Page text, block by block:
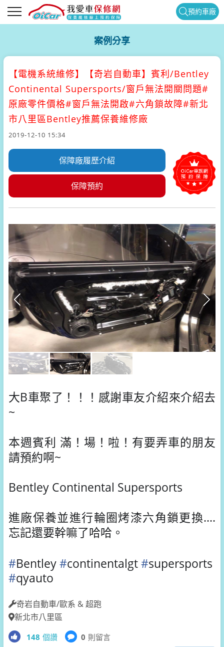
預約車廠
案例分享
【電機系統維修】
【奇岩自動車】賓利/Bentley
Continental Supersports/窗戶無法開關問題#
原廠零件價格#窗戶無法開啟#六角鎖故障#新北
市八里區Bentley推薦保養維修廠
2019-12-10 15:34
保障廠履歷介紹
保障預約
大B車聚了！！！ 感謝車友介紹來介紹去
~
本週賓利 滿！場！啦！ 有要弄車的朋友
請預約啊~
Bentley Continental Supersports
進廠保養並進行輪圈烤漆六角鎖更換....
忘記還要幹嘛了哈哈。
#Bentley#continentalgt#supersports
#qyauto
奇岩自動車/歐系 & 超跑
新北市八里區
148 個讚 0 則留言